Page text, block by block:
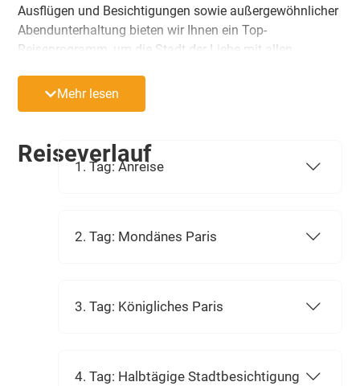
Ausflügen und Besichtigungen sowie außergewöhnlicher
Abendunterhaltung bieten wir Ihnen ein Top-
Reiseprogramm, um die Stadt der Liebe mit allen
zu lernen.Mehr lesen
Reiseverlauf
1. Tag: Anreise
2. Tag: Mondänes Paris
3. Tag: Königliches Paris
4. Tag: Halbtägige Stadtbesichtigung